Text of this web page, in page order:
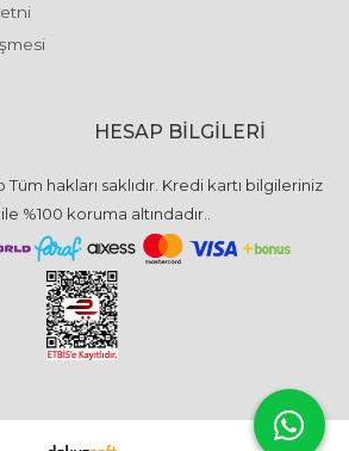
HESAP BILGILERI
hakları saklıdır. Kredi kartı bilgileriniz
%100 koruma altındadır..